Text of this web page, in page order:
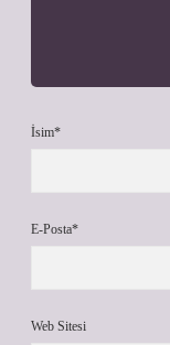
İsim*
E-Posta*
Web Sitesi